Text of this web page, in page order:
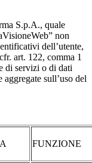
S.p.A., quale
non
dell’utente,
art. 122, comma 1
di servizi o di dati
sull’uso del
FUNZIONE